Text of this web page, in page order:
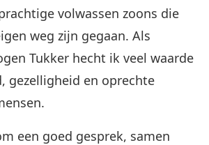
volwassen zoons die
weg zijn gegaan. Als
Tukker hecht ik veel waarde
gezelligheid en oprechte
een goed gesprek, samen